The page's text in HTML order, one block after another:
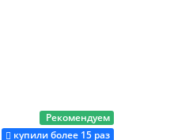
Купить
Рекомендуем
купили более 15 раз